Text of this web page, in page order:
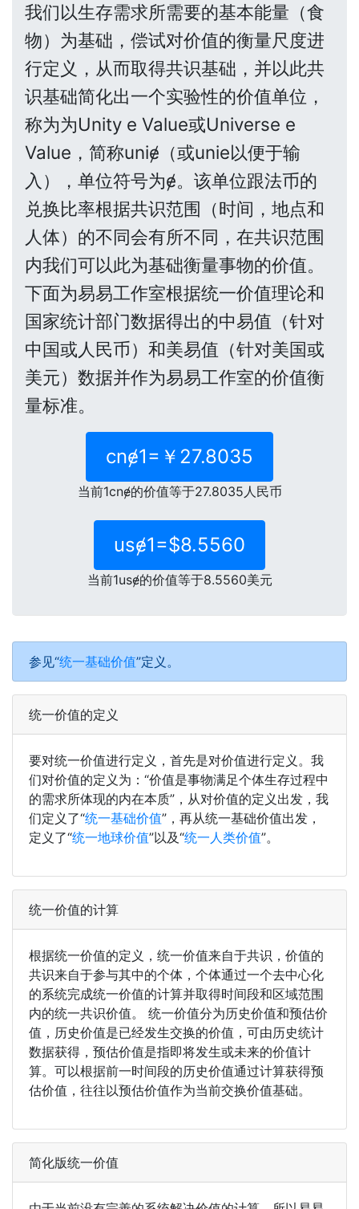
我们以生存需求所需要的基本能量（食
物）为基础，偿试对价值的衡量尺度进
行定义，从而取得共识基础，并以此共
识基础简化出一个实验性的价值单位，
称为为Unity e Value或Universe e
Value，简称uniɇ（或unie以便于输
入），单位符号为ɇ。该单位跟法币的
兑换比率根据共识范围（时间，地点和
人体）的不同会有所不同，在共识范围
内我们可以此为基础衡量事物的价值。
下面为易易工作室根据统一价值理论和
国家统计部门数据得出的中易值（针对
中国或人民币）和美易值（针对美国或
美元）数据并作为易易工作室的价值衡
量标准。
cnɇ1=￥27.8035
当前1cnɇ的价值等于27.8035人民币
usɇ1=$8.5560
当前1usɇ的价值等于8.5560美元
参见“统一基础价值”定义。
统一价值的定义
要对统一价值进行定义，首先是对价值进行定义。我
们对价值的定义为：“价值是事物满足个体生存过程中
的需求所体现的内在本质”，从对价值的定义出发，我
们定义了“统一基础价值”，再从统一基础价值出发，
定义了“统一地球价值”以及“统一人类价值”。
统一价值的计算
根据统一价值的定义，统一价值来自于共识，价值的
共识来自于参与其中的个体，个体通过一个去中心化
的系统完成统一价值的计算并取得时间段和区域范围
内的统一共识价值。 统一价值分为历史价值和预估价
值，历史价值是已经发生交换的价值，可由历史统计
数据获得，预估价值是指即将发生或未来的价值计
算。可以根据前一时间段的历史价值通过计算获得预
估价值，往往以预估价值作为当前交换价值基础。
简化版统一价值